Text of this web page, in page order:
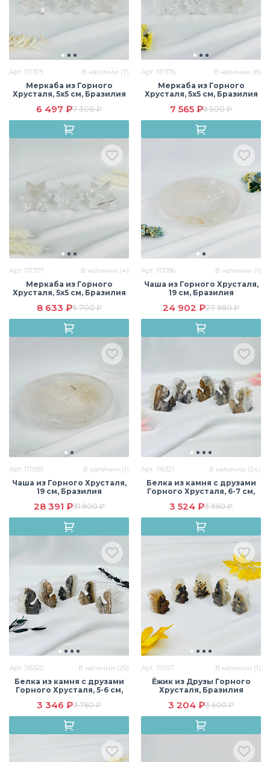
Арт. 117375 В наличии (7)
Меркаба из Горного
Хрусталя, 5х5 см, Бразилия
6 497 ₽7 300 ₽
Арт. 117376 В наличии (8)
Меркаба из Горного
Хрусталя, 5х5 см, Бразилия
7 565 ₽8 500 ₽
Арт. 117377 В наличии (4)
Меркаба из Горного
Хрусталя, 5х5 см, Бразилия
8 633 ₽9 700 ₽
Арт. 117096 В наличии (1)
Чаша из Горного Хрусталя,
19 см, Бразилия
24 902 ₽27 980 ₽
Арт. 117095 В наличии (1)
Чаша из Горного Хрусталя,
19 см, Бразилия
28 391 ₽31 900 ₽
Арт. 116321 В наличии (24)
Белка из камня с друзами
Горного Хрусталя, 6-7 см,
3 524 ₽3 960 ₽
Арт. 116320 В наличии (29)
Белка из камня с друзами
Горного Хрусталя, 5-6 см,
3 346 ₽3 760 ₽
Арт. 115127 В наличии (1)
Ёжик из Друзы Горного
Хрусталя, Бразилия
3 204 ₽3 600 ₽